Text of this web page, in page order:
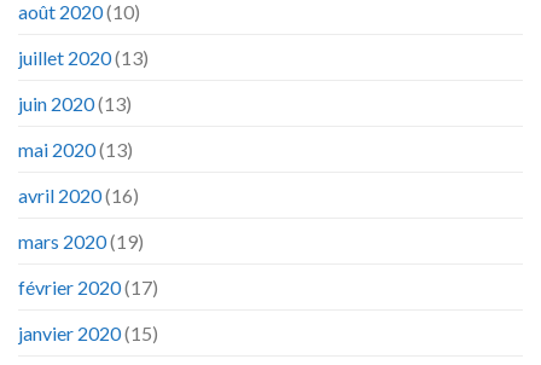
août 2020(10)
juillet 2020(13)
juin 2020(13)
mai 2020(13)
avril 2020(16)
mars 2020(19)
février 2020(17)
janvier 2020(15)